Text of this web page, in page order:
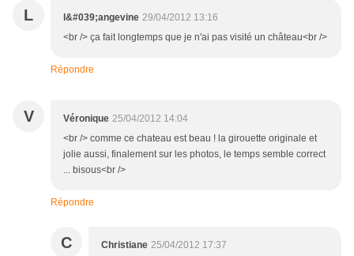
L l&#039;angevine 29/04/2012 13:16
<br /> ça fait longtemps que je n'ai pas visité un château<br />
Répondre
V Véronique 25/04/2012 14:04
<br /> comme ce chateau est beau ! la girouette originale et
jolie aussi, finalement sur les photos, le temps semble correct
... bisous<br />
Répondre
C Christiane 25/04/2012 17:37